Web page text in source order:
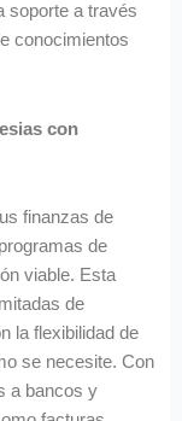
soporte a través
conocimientos
con
finanzas de
de
viable. Esta
de
la flexibilidad de
se necesite. Con
a bancos y